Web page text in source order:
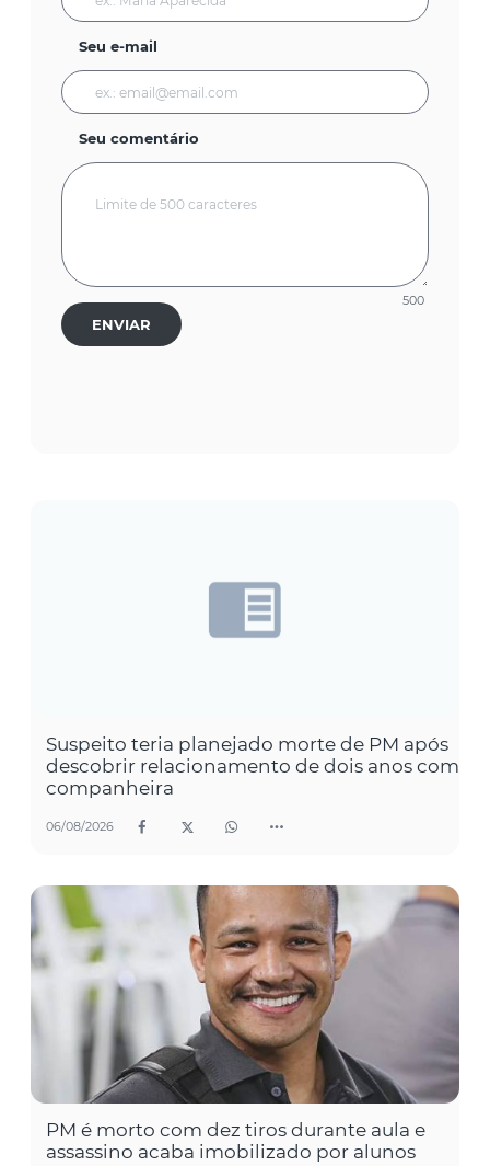
Seu e-mail
Seu comentário
500
ENVIAR
Suspeito teria planejado morte de PM após
descobrir relacionamento de dois anos com
companheira
06/08/2026
PM é morto com dez tiros durante aula e
assassino acaba imobilizado por alunos